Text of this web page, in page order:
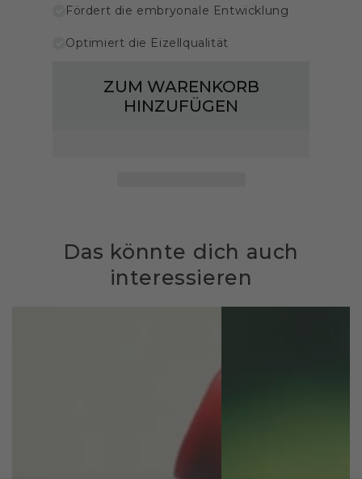
Fördert die embryonale Entwicklung
Optimiert die Eizellqualität
ZUM WARENKORB
HINZUFÜGEN
Das könnte dich auch
interessieren